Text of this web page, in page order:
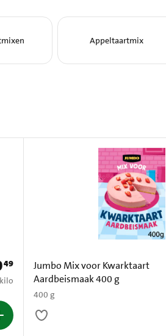
Appeltaartmix
€ 0,49
49
per kilo
Jumbo Mix voor Kwarktaart
Aardbeismaak 400 g
400 g